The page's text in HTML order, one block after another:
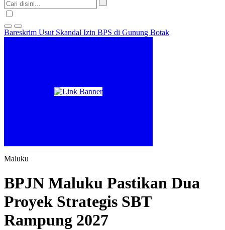
Bareskrim Usut Skandal Izin BPS di Gunung Botak
Maluku
BPJN Maluku Pastikan Dua
Proyek Strategis SBT
Rampung 2027